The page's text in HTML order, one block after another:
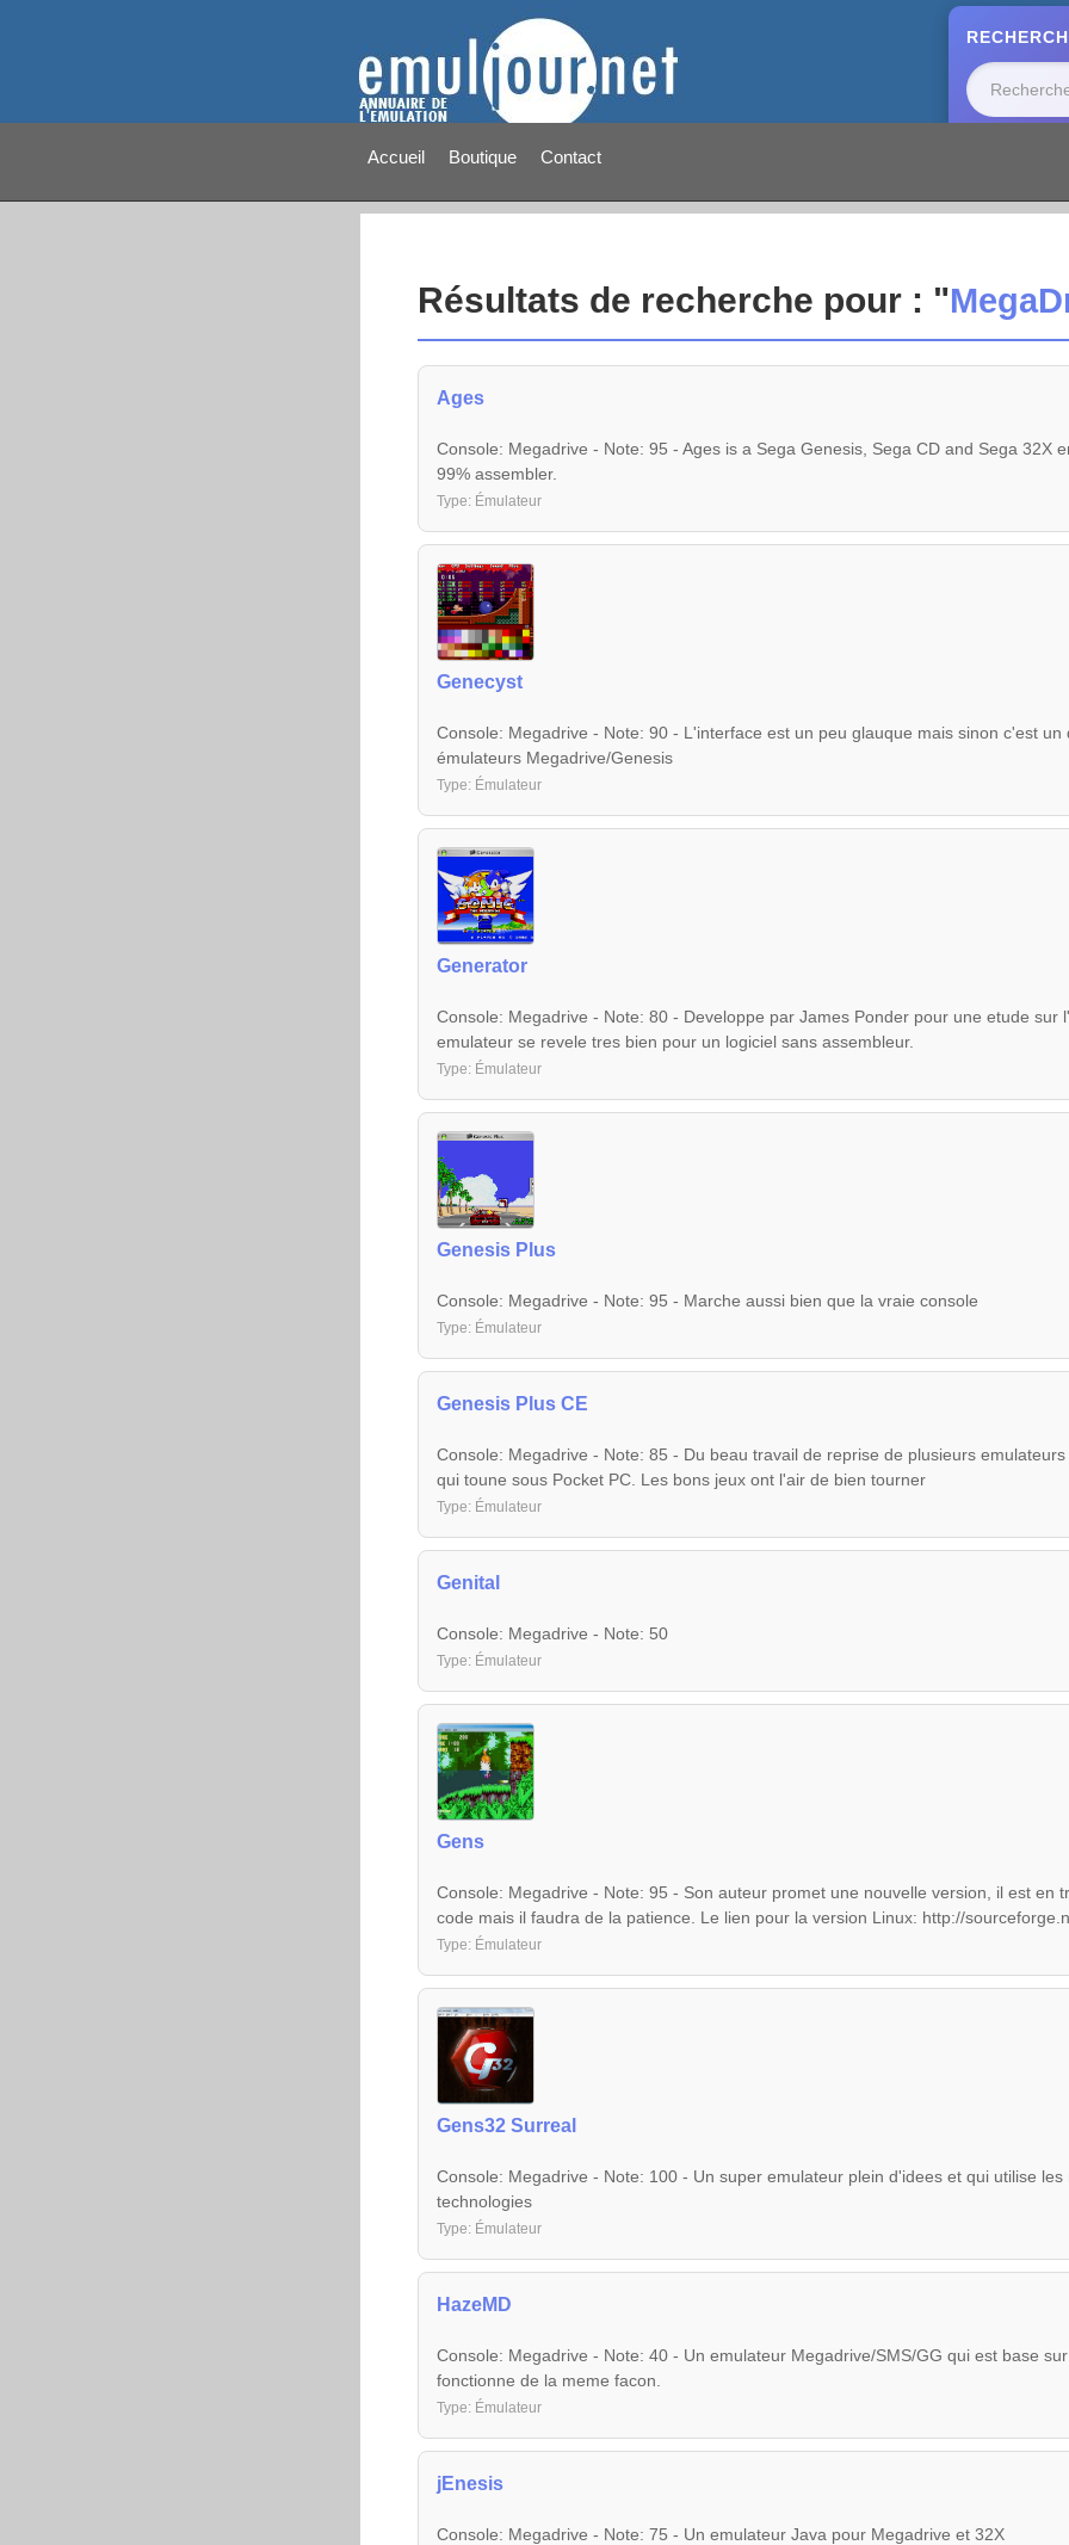
Accueil Boutique Contact
Résultats de recherche pour : "
Ages
Console: Megadrive - Note: 95 - Ages is a Sega Genesis, Sega CD and Sega 32X
99% assembler.
Type: Émulateur
Genecyst
Console: Megadrive - Note: 90 - L'interface est un peu glauque mais sinon c'est un
émulateurs Megadrive/Genesis
Type: Émulateur
Generator
Console: Megadrive - Note: 80 - Developpe par James Ponder pour une etude sur
emulateur se revele tres bien pour un logiciel sans assembleur.
Type: Émulateur
Genesis Plus
Console: Megadrive - Note: 95 - Marche aussi bien que la vraie console
Type: Émulateur
Genesis Plus CE
Console: Megadrive - Note: 85 - Du beau travail de reprise de plusieurs
qui toune sous Pocket PC. Les bons jeux ont l'air de bien tourner
Type: Émulateur
Genital
Console: Megadrive - Note: 50
Type: Émulateur
Gens
Console: Megadrive - Note: 95 - Son auteur promet une nouvelle version, il est en
code mais il faudra de la patience. Le lien pour la version Linux: http://
Type: Émulateur
Gens32 Surreal
Console: Megadrive - Note: 100 - Un super emulateur plein d'idees et qui utilise les
technologies
Type: Émulateur
HazeMD
Console: Megadrive - Note: 40 - Un emulateur Megadrive/SMS/GG qui est base
fonctionne de la meme facon.
Type: Émulateur
jEnesis
Console: Megadrive - Note: 75 - Un emulateur Java pour Megadrive et 32X